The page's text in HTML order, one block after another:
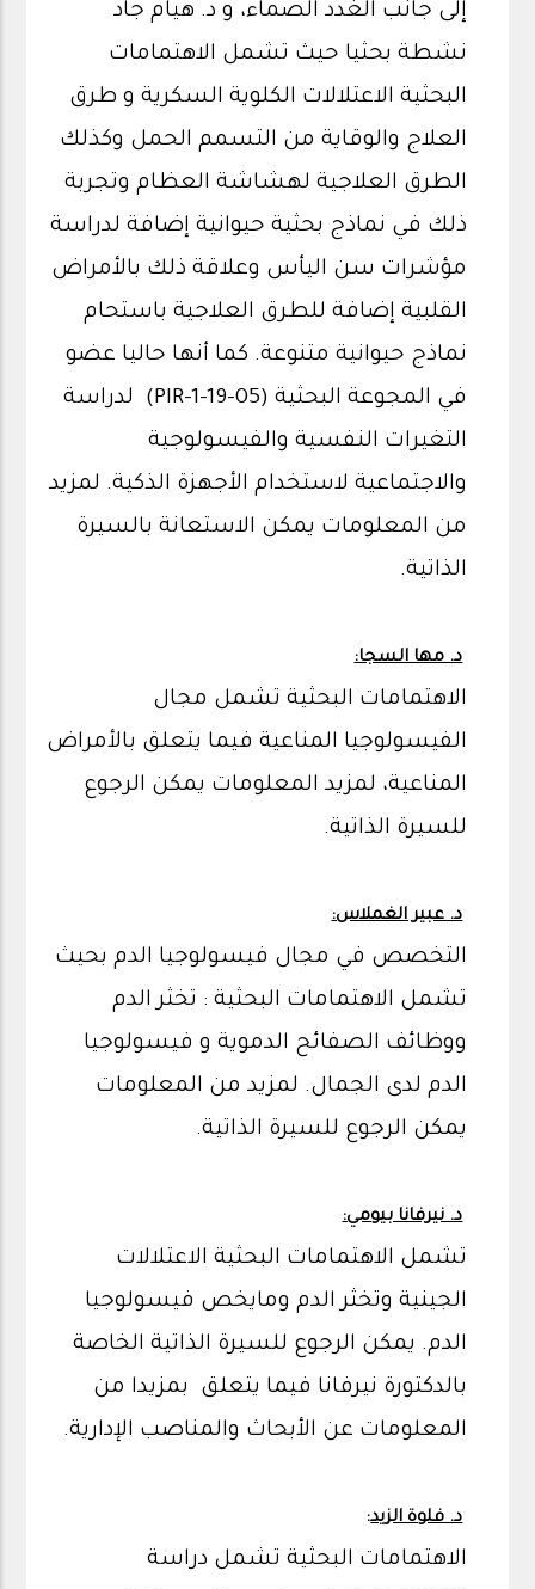
إلى جانب الغدد الصماء، و د. هيام جاد
نشطة بحثيا حيث تشمل الاهتمامات
البحثية الاعتلالات الكلوية السكرية و طرق
العلاج والوقاية من التسمم الحمل وكذلك
الطرق العلاجية لهشاشة العظام وتجربة
ذلك في نماذج بحثية حيوانية إضافة لدراسة
مؤشرات سن اليأس وعلاقة ذلك بالأمراض
القلبية إضافة للطرق العلاجية باستحام
نماذج حيوانية متنوعة. كما أنها حاليا عضو
في المجوعة البحثية (PIR-1-19-05) لدراسة
التغيرات النفسية والفيسولوجية
والاجتماعية لاستخدام الأجهزة الذكية. لمزيد
من المعلومات يمكن الاستعانة بالسيرة
الذاتية.
د. مها السجا:
الاهتمامات البحثية تشمل مجال
الفيسولوجيا المناعية فيما يتعلق بالأمراض
المناعية، لمزيد المعلومات يمكن الرجوع
للسيرة الذاتية.
د. عبير الغملاس:
التخصص في مجال فيسولوجيا الدم بحيث
تشمل الاهتمامات البحثية : تخثر الدم
ووظائف الصفائح الدموية و فيسولوجيا
الدم لدى الجمال. لمزيد من المعلومات
يمكن الرجوع للسيرة الذاتية.
د. نيرفانا بيومي:
تشمل الاهتمامات البحثية الاعتلالات
الجينية وتخثر الدم ومايخص فيسولوجيا
الدم. يمكن الرجوع للسيرة الذاتية الخاصة
بالدكتورة نيرفانا فيما يتعلق بمزيدا من
المعلومات عن الأبحاث والمناصب الإدارية.
د. فلوة الزيد:
الاهتمامات البحثية تشمل دراسة